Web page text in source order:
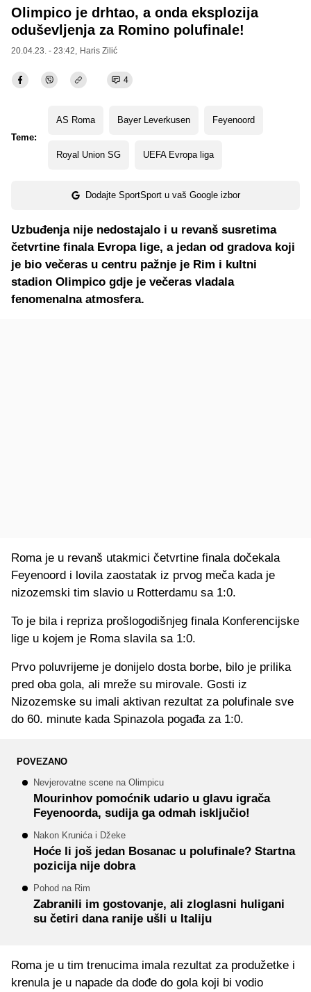
Olimpico je drhtao, a onda eksplozija
oduševljenja za Romino polufinale!
20.04.23. - 23:42, Haris Zilić
4
Teme:
AS Roma Bayer Leverkusen Feyenoord
Royal Union SG UEFA Evropa liga
Dodajte SportSport u vaš Google izbor
Uzbuđenja nije nedostajalo i u revanš susretima
četvrtine finala Evropa lige, a jedan od gradova koji
je bio večeras u centru pažnje je Rim i kultni
stadion Olimpico gdje je večeras vladala
fenomenalna atmosfera.
Roma je u revanš utakmici četvrtine finala dočekala
Feyenoord i lovila zaostatak iz prvog meča kada je
nizozemski tim slavio u Rotterdamu sa 1:0.
To je bila i repriza prošlogodišnjeg finala Konferencijske
lige u kojem je Roma slavila sa 1:0.
Prvo poluvrijeme je donijelo dosta borbe, bilo je prilika
pred oba gola, ali mreže su mirovale. Gosti iz
Nizozemske su imali aktivan rezultat za polufinale sve
do 60. minute kada Spinazola pogađa za 1:0.
POVEZANO
Nevjerovatne scene na Olimpicu
Mourinhov pomoćnik udario u glavu igrača
Feyenoorda, sudija ga odmah isključio!
Nakon Krunića i Džeke
Hoće li još jedan Bosanac u polufinale? Startna
pozicija nije dobra
Pohod na Rim
Zabranili im gostovanje, ali zloglasni huligani
su četiri dana ranije ušli u Italiju
Roma je u tim trenucima imala rezultat za produžetke i
krenula je u napade da dođe do gola koji bi vodio